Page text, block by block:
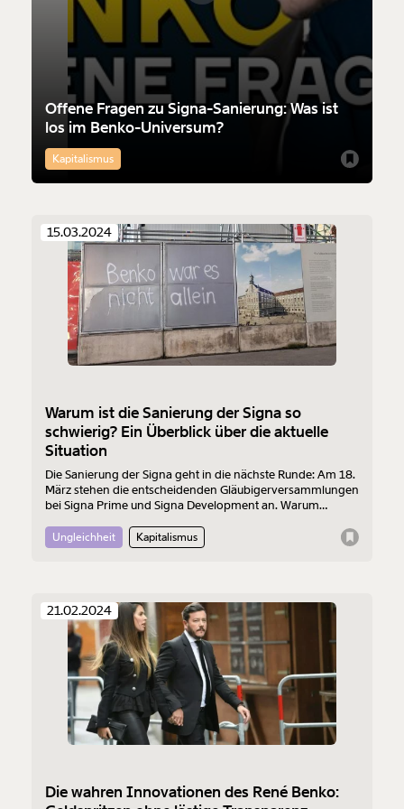
Weiter
1/3
Offene Fragen zu Signa-Sanierung: Was ist
los im Benko-Universum?
Kapitalismus
15.03.2024
Warum ist die Sanierung der Signa so
schwierig? Ein Überblick über die aktuelle
Situation
Die Sanierung der Signa geht in die nächste Runde: Am 18.
März stehen die entscheidenden Gläubigerversammlungen
bei Signa Prime und Signa Development an. Warum
hat René Benko dabei? Wir geben einen möglichst
einfachen Überblick:
Ungleichheit Kapitalismus
21.02.2024
Die wahren Innovationen des René Benko: